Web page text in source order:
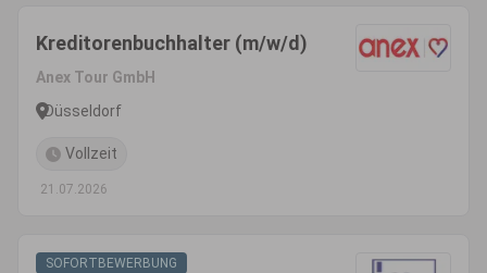
Kreditorenbuchhalter (m/w/d)
Anex Tour GmbH
Düsseldorf
Vollzeit
21.07.2026
SOFORTBEWERBUNG